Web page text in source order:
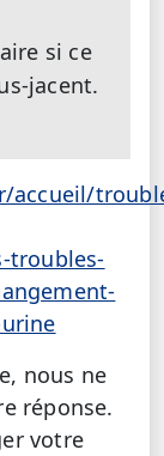
si ce
jacent.
accueil/
troubles-
nous ne
réponse.
votre